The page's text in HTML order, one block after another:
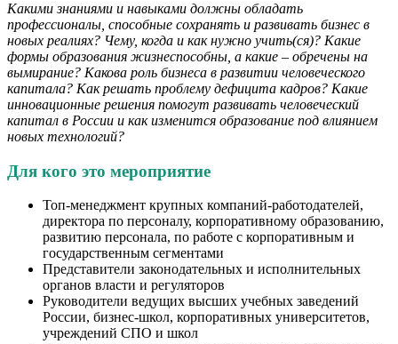
Какими знаниями и навыками должны обладать
профессионалы, способные сохранять и развивать бизнес в
новых реалиях? Чему, когда и как нужно учить(ся)? Какие
формы образования жизнеспособны, а какие – обречены на
вымирание? Какова роль бизнеса в развитии человеческого
капитала? Как решать проблему дефицита кадров? Какие
инновационные решения помогут развивать человеческий
капитал в России и как изменится образование под влиянием
новых технологий?
Для кого это мероприятие
Топ-менеджмент крупных компаний-работодателей,
директора по персоналу, корпоративному образованию,
развитию персонала, по работе с корпоративным и
государственным сегментами
Представители законодательных и исполнительных
органов власти и регуляторов
Руководители ведущих высших учебных заведений
России, бизнес-школ, корпоративных университетов,
учреждений СПО и школ